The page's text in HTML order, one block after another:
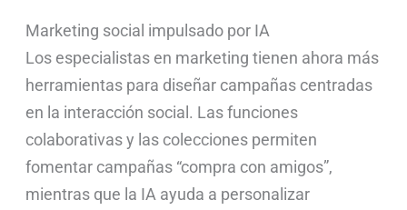
Marketing social impulsado por IA
Los especialistas en marketing tienen ahora más
herramientas para diseñar campañas centradas
en la interacción social. Las funciones
colaborativas y las colecciones permiten
fomentar campañas “compra con amigos”,
mientras que la IA ayuda a personalizar